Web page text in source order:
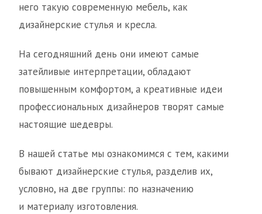
него такую современную мебель, как
дизайнерские стулья и кресла.
На сегодняшний день они имеют самые
затейливые интерпретации, обладают
повышенным комфортом, а креативные идеи
профессиональных дизайнеров творят самые
настоящие шедевры.
В нашей статье мы ознакомимся с тем, какими
бывают дизайнерские стулья, разделив их,
условно, на две группы: по назначению
и материалу изготовления.